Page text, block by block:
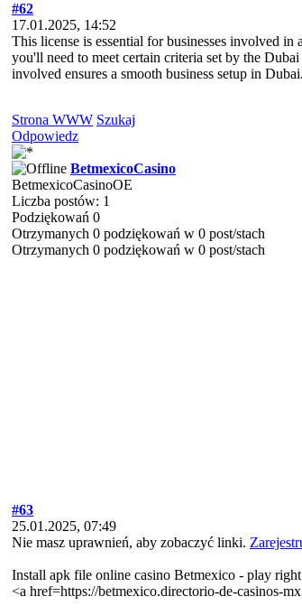
#62
17.01.2025, 14:52
This license is essential for businesses involved
you'll need to meet certain criteria set by the
involved ensures a smooth business setup in Dubai.
Strona WWW Szukaj
Odpowiedz
BetmexicoCasino
BetmexicoCasinoOE
Liczba postów: 1
Podziękowań 0
Otrzymanych 0 podziękowań w 0 post/stach
Otrzymanych 0 podziękowań w 0 post/stach
#63
25.01.2025, 07:49
Nie masz uprawnień, aby zobaczyć linki.
Install apk file online casino Betmexico - play
<a href=https://betmexico.directorio-de-casinos-